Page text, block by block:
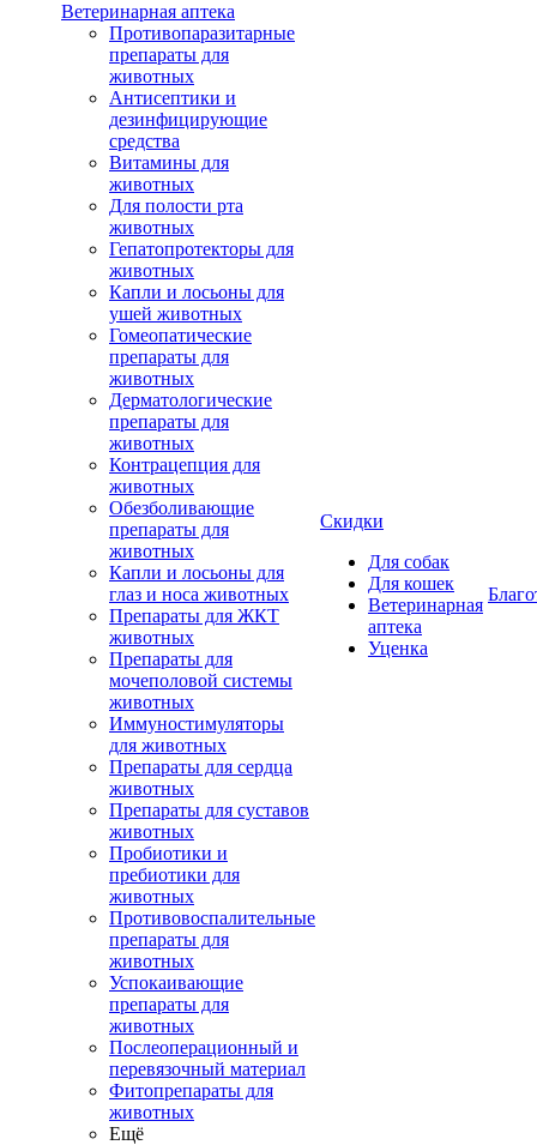
Ветеринарная аптека
Противопаразитарные
препараты для
животных
Антисептики и
дезинфицирующие
средства
Витамины для
животных
Для полости рта
животных
Гепатопротекторы для
животных
Капли и лосьоны для
ушей животных
Гомеопатические
препараты для
животных
Дерматологические
препараты для
животных
Контрацепция для
животных
Обезболивающие
препараты для
животных
Капли и лосьоны для
глаз и носа животных
Препараты для ЖКТ
животных
Препараты для
мочеполовой системы
животных
Иммуностимуляторы
для животных
Препараты для сердца
животных
Препараты для суставов
животных
Пробиотики и
пребиотики для
животных
Противовоспалительные
препараты для
животных
Успокаивающие
препараты для
животных
Послеоперационный и
перевязочный материал
Фитопрепараты для
животных
Ещё
Скидки
Для собак
Для кошек
Ветеринарная
аптека
Уценка